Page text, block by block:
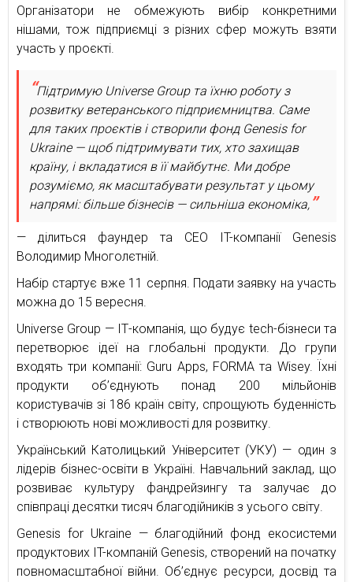
Організатори не обмежують вибір конкретними
нішами, тож підприємці з різних сфер можуть взяти
участь у проєкті.
Підтримую Universe Group та їхню роботу з
розвитку ветеранського підприємництва. Саме
для таких проєктів і створили фонд Genesis for
Ukraine — щоб підтримувати тих, хто захищав
країну, і вкладатися в її майбутнє. Ми добре
розуміємо, як масштабувати результат у цьому
напрямі: більше бізнесів — сильніша економіка,
— ділиться фаундер та CEO IT-компанії Genesis
Володимир Многолєтній.
Набір стартує вже 11 серпня. Подати заявку на участь
можна до 15 вересня.
Universe Group — ІТ-компанія, що будує tech-бізнеси та
перетворює ідеї на глобальні продукти. До групи
входять три компанії: Guru Apps, FORMA та Wisey. Їхні
продукти об’єднують понад 200 мільйонів
користувачів зі 186 країн світу, спрощують буденність
і створюють нові можливості для розвитку.
Український Католицький Університет (УКУ) — один з
лідерів бізнес-освіти в Україні. Навчальний заклад, що
розвиває культуру фандрейзингу та залучає до
співпраці десятки тисяч благодійників з усього світу.
Genesis for Ukraine — благодійний фонд екосистеми
продуктових IT-компаній Genesis, створений на початку
повномасштабної війни. Об’єднує ресурси, досвід та